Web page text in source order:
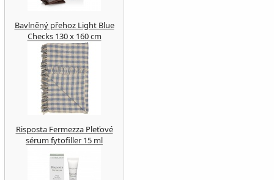
Bavlněný přehoz Light Blue
Checks 130 x 160 cm
Risposta Fermezza Pleťové
sérum fytofiller 15 ml